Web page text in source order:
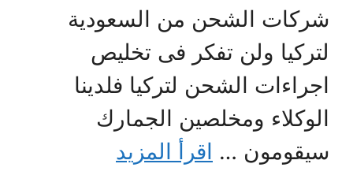
شركات الشحن من السعودية
لتركيا ولن تفكر فى تخليص
اجراءات الشحن لتركيا فلدينا
الوكلاء ومخلصين الجمارك
سيقومون … اقرأ المزيد